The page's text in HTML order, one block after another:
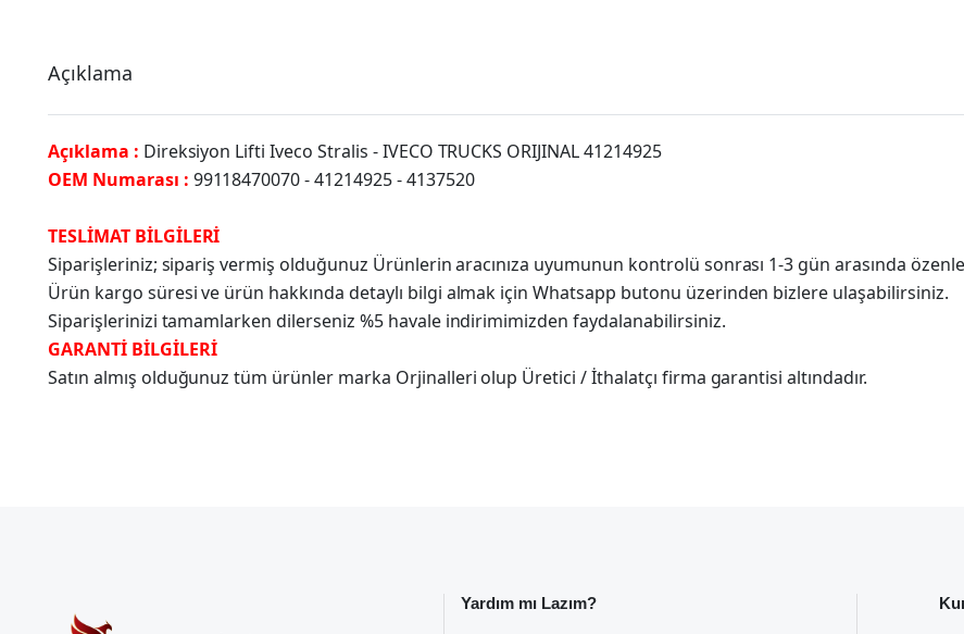
Açıklama
Açıklama : Direksiyon Lifti Iveco Stralis - IVECO TRUCKS ORIJINAL 41214925
OEM Numarası : 99118470070 - 41214925 - 4137520
TESLİMAT BİLGİLERİ
Siparişleriniz; sipariş vermiş olduğunuz Ürünlerin aracınıza uyumunun kontrolü sonrası 1-3 gün arasında
Ürün kargo süresi ve ürün hakkında detaylı bilgi almak için Whatsapp butonu üzerinden bizlere ulaşabilirsiniz.
Siparişlerinizi tamamlarken dilerseniz %5 havale indirimimizden faydalanabilirsiniz.
GARANTİ BİLGİLERİ
Satın almış olduğunuz tüm ürünler marka Orjinalleri olup Üretici / İthalatçı firma garantisi altındadır.
Yardım mı Lazım?